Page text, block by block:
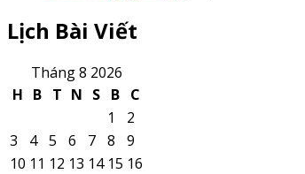
Lịch Bài Viết
Tháng 8 2026
H B T N S B C
1
2
3
4 5 6 7 8
9
10 11 12 13 14 15 16